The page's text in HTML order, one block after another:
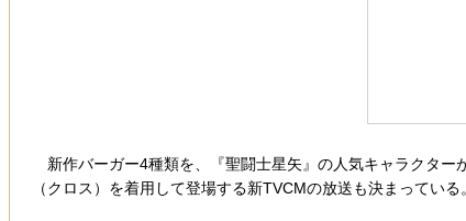
新作バーガー4種類を、『聖闘士星矢』の人気キャラクター
（クロス）を着用して登場する新TVCMの放送も決まっている。